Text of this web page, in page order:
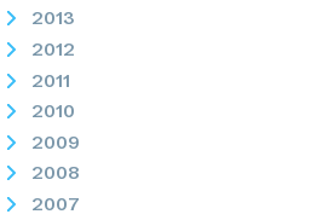
2013
2012
2011
2010
2009
2008
2007